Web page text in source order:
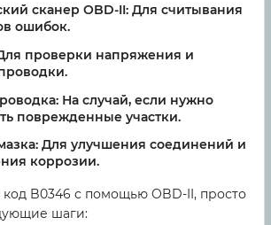
сканер OBD-II: Для считывания
ошибок.
проверки напряжения и
На случай, если нужно
поврежденные участки.
Для улучшения соединений и
коррозии.
B0346 с помощью OBD-II, просто
шаги: